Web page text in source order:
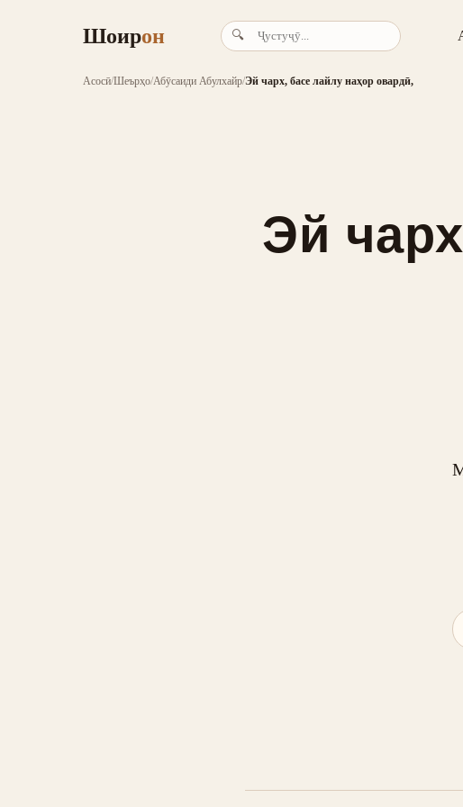
Шоирон 🔍
Асосӣ/Шеърҳо/Абӯсаиди Абулхайр/Эй чарх, басе лайлу наҳор овардӣ,
Эй